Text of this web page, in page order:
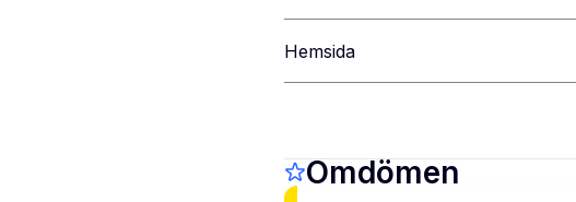
Hemsida
Omdömen